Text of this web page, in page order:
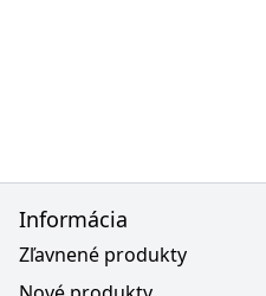
Informácia
Zľavnené produkty